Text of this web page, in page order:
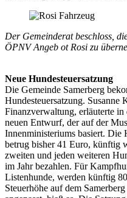
Der Gemeinderat beschloss,
ÖPNV Angeb ot Rosi zu
Neue Hundesteuersatzung
Die Gemeinde Samerberg
Hundesteuersatzung. Susanne
Finanzverwaltung, erläuterte in
neuen Entwurf, der auf der
Innenministeriums basiert. Die
betrug bisher 41 Euro, künftig
zweiten und jeden weiteren
im Jahr bezahlen. Für
Listenhunde, werden künftig
Steuerhöhe auf dem